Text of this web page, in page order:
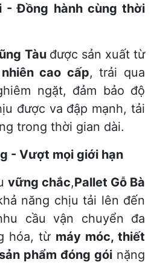
- Đồng hành cùng thời
Tàu được sản xuất từ
cao cấp, trải qua
ngặt, đảm bảo độ
được va đập mạnh, tải
trong thời gian dài.
- Vượt mọi giới hạn
vững chắc,Pallet Gỗ Bà
năng chịu tải lên đến
cầu vận chuyển đa
hóa, từ máy móc, thiết
sản phẩm đóng gói nặng